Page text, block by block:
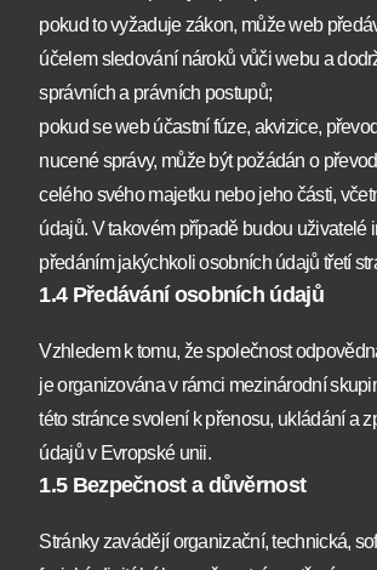
pokud to vyžaduje zákon, může web
účelem sledování nároků vůči webu a
správních a právních postupů;
pokud se web účastní fúze, akvizice,
nucené správy, může být požádán o
celého svého majetku nebo jeho části,
údajů. V takovém případě budou uživatelé
předáním jakýchkoli osobních údajů třetí
1.4 Předávání osobních údajů
Vzhledem k tomu, že společnost
je organizována v rámci mezinárodní
této stránce svolení k přenosu, ukládání a
údajů v Evropské unii.
1.5 Bezpečnost a důvěrnost
Stránky zavádějí organizační, technická,